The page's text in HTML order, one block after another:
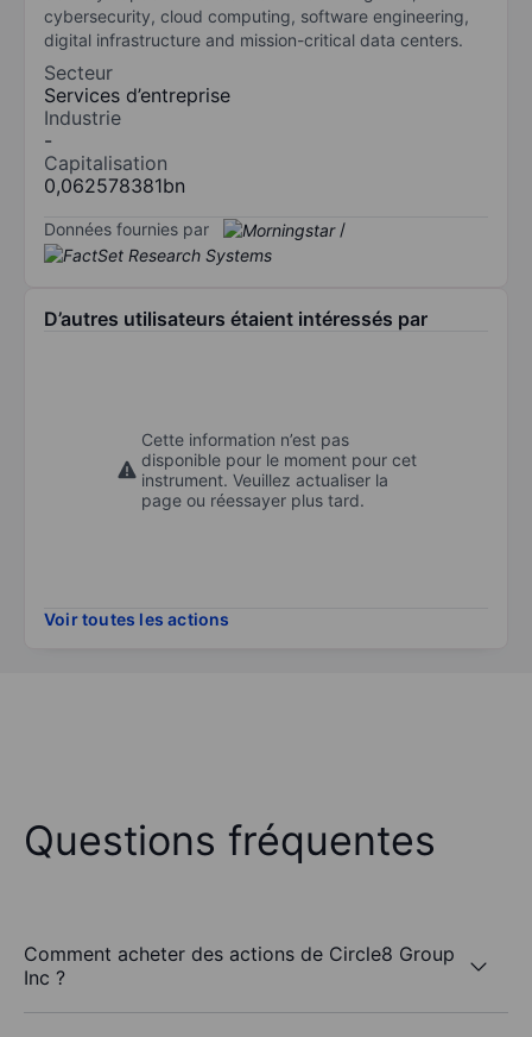
cybersecurity, cloud computing, software engineering,
digital infrastructure and mission-critical data centers.
Secteur
Services d’entreprise
Industrie
-
Capitalisation
0,062578381bn
Données fournies par /
D’autres utilisateurs étaient intéressés par
Cette information n’est pas
disponible pour le moment pour cet
instrument. Veuillez actualiser la
page ou réessayer plus tard.
Voir toutes les actions
Questions fréquentes
Comment acheter des actions de Circle8 Group
Inc ?